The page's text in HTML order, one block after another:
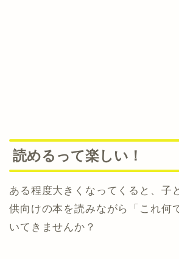
読めるって楽しい！
ある程度大きくなってくると、子
供向けの本を読みながら「これ何
いてきませんか？